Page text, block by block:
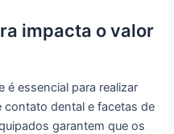
impacta o valor
é essencial para realizar
dental e facetas de
garantem que os